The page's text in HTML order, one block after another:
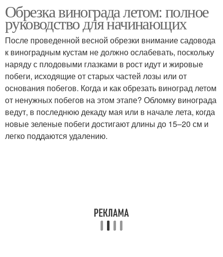
Обрезка винограда летом: полное
руководство для начинающих
После проведенной весной обрезки внимание садовода
к виноградным кустам не должно ослабевать, поскольку
наряду с плодовыми глазками в рост идут и жировые
побеги, исходящие от старых частей лозы или от
основания побегов. Когда и как обрезать виноград летом
от ненужных побегов на этом этапе? Обломку винограда
ведут, в последнюю декаду мая или в начале лета, когда
новые зеленые побеги достигают длины до 15–20 см и
легко поддаются удалению.